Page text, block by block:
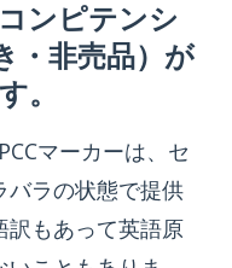
ンピテンシ
・非売品）が
。
マーカーは、セ
バラの状態で提供
訳もあって英語原